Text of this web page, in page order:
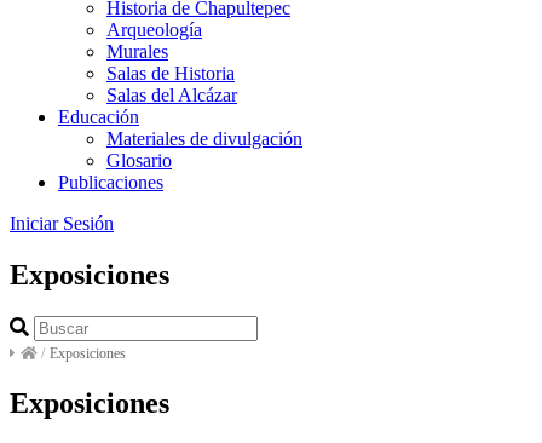
Historia de Chapultepec
Arqueología
Murales
Salas de Historia
Salas del Alcázar
Educación
Materiales de divulgación
Glosario
Publicaciones
Iniciar Sesión
Exposiciones
/ Exposiciones
Exposiciones